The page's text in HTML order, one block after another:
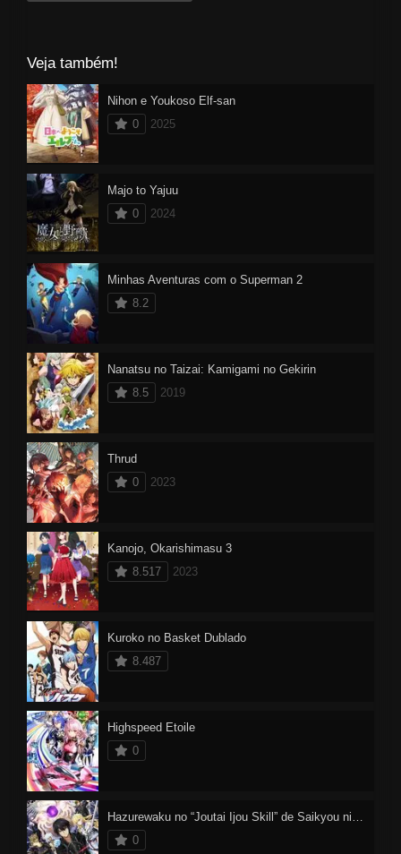
Veja também!
Nihon e Youkoso Elf-san
0
2025
Majo to Yajuu
0
2024
Minhas Aventuras com o Superman 2
8.2
Nanatsu no Taizai: Kamigami no Gekirin
8.5
2019
Thrud
0
2023
Kanojo, Okarishimasu 3
8.517
2023
Kuroko no Basket Dublado
8.487
Highspeed Etoile
0
0